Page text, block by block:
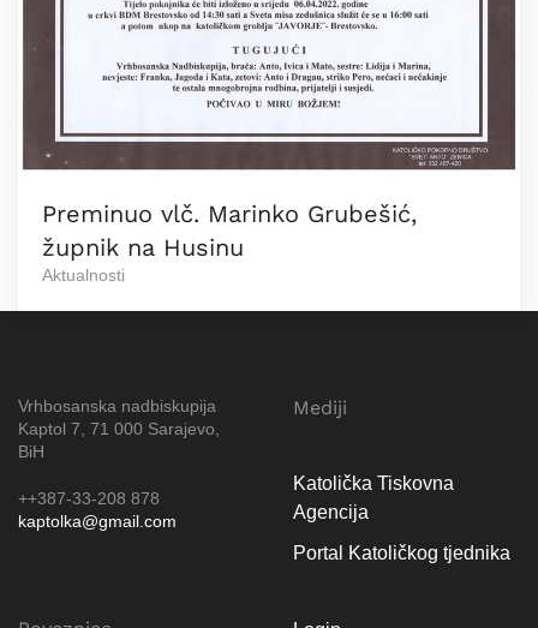
Preminuo vlč. Marinko Grubešić,
župnik na Husinu
Aktualnosti
Vrhbosanska nadbiskupija
Kaptol 7, 71 000 Sarajevo,
BiH
++387-33-208 878
kaptolka@gmail.com
Mediji
Katolička Tiskovna
Agencija
Portal Katoličkog tjednika